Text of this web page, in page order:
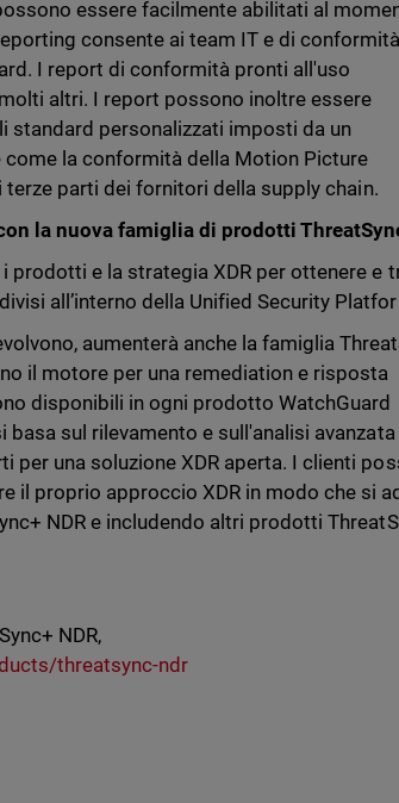
essere facilmente abilitati al
consente ai team IT e di
I report di conformità pronti all'uso
molti altri. I report possono inoltre essere
personalizzati imposti da un
la conformità della Motion Picture
parti dei fornitori della supply chain.
la nuova famiglia di prodotti
prodotti e la strategia XDR per ottenere e
all’interno della Unified Security
aumenterà anche la famiglia
il motore per una remediation e risposta
disponibili in ogni prodotto WatchGuard
sul rilevamento e sull'analisi
per una soluzione XDR aperta. I clienti
il proprio approccio XDR in modo che si
NDR e includendo altri prodotti
NDR,
threatsync-ndr